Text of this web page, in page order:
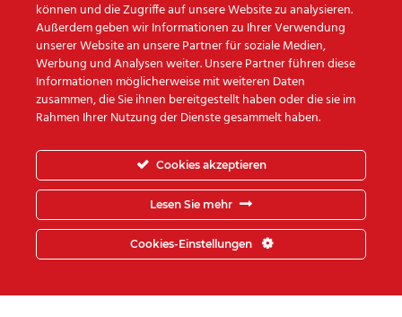
DasTeam vom
Umzugsunternehmen Step-
Logistik
würde sich freuen auch
Sie zu unseren glücklichen
Kunden zählen zu dürfen.
können und die Zugriffe auf unsere Website zu analysieren.
Außerdem geben wir Informationen zu Ihrer Verwendung
unserer Website an unsere Partner für soziale Medien,
Werbung und Analysen weiter. Unsere Partner führen diese
Informationen möglicherweise mit weiteren Daten
zusammen, die Sie ihnen bereitgestellt haben oder die sie im
Rahmen Ihrer Nutzung der Dienste gesammelt haben.
Cookies akzeptieren
Lesen Sie mehr
Cookies-Einstellungen